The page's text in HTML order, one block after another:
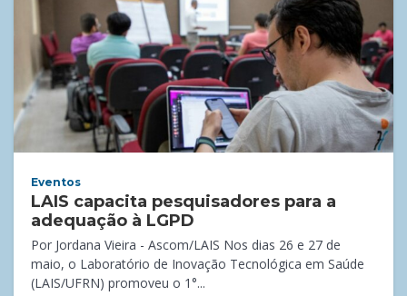
Eventos
LAIS capacita pesquisadores para a
adequação à LGPD
Por Jordana Vieira - Ascom/LAIS Nos dias 26 e 27 de
maio, o Laboratório de Inovação Tecnológica em Saúde
(LAIS/UFRN) promoveu o 1°...